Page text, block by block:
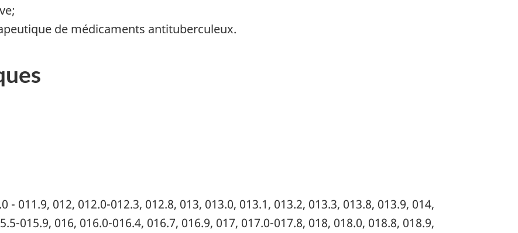
de médicaments antituberculeux.
- 011.9, 012, 012.0-012.3, 012.8, 013, 013.0, 013.1, 013.2, 013.3, 013.8, 013.9, 014,
015.9, 016, 016.0-­016.4, 016.7, 016.9, 017, 017.0-017.8, 018, 018.0, 018.8, 018.9,